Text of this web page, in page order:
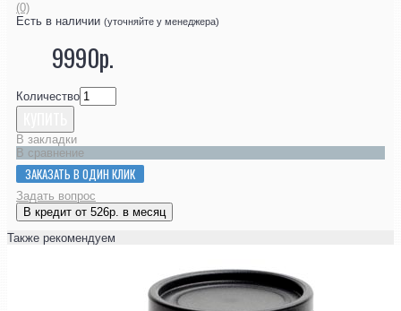
(0)
Есть в наличии (уточняйте у менеджера)
9990р.
Количество
В закладки
В сравнение
ЗАКАЗАТЬ В ОДИН КЛИК
Задать вопрос
В кредит от 526р. в месяц
Также рекомендуем